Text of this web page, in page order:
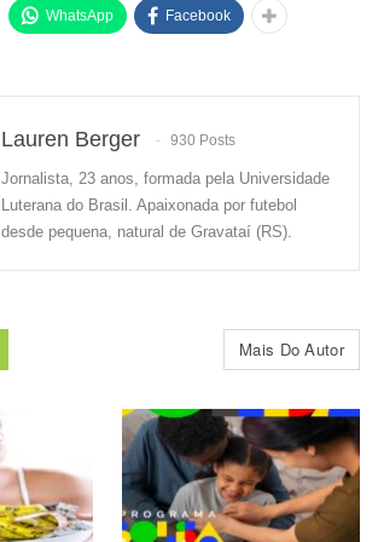
WhatsApp Facebook
Lauren Berger 930 Posts
Jornalista, 23 anos, formada pela Universidade
Luterana do Brasil. Apaixonada por futebol
desde pequena, natural de Gravataí (RS).
Mais Do Autor